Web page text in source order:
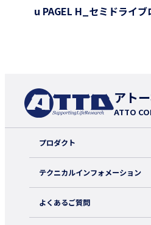
u PAGEL H_セミドライ
アト
ATTO
プロダクト
テクニカルインフォメーション
よくあるご質問